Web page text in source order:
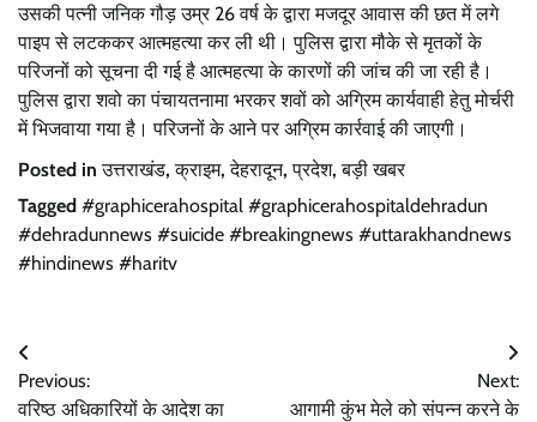
उसकी पत्नी जनिक गौड़ उम्र 26 वर्ष के द्वारा मजदूर आवास की छत में लगे
पाइप से लटककर आत्महत्या कर ली थी। पुलिस द्वारा मौके से मृतकों के
परिजनों को सूचना दी गई है आत्महत्या के कारणों की जांच की जा रही है।
पुलिस द्वारा शवो का पंचायतनामा भरकर शवों को अग्रिम कार्यवाही हेतु मोर्चरी
में भिजवाया गया है। परिजनों के आने पर अग्रिम कार्रवाई की जाएगी।
Posted inउत्तराखंड,क्राइम,देहरादून,प्रदेश,बड़ी खबर
Tagged #graphicerahospital #graphicerahospitaldehradun
#dehradunnews #suicide #breakingnews #uttarakhandnews
#hindinews #haritv
Post
navigation
Previous:
वरिष्ठ अधिकारियों के आदेश का
Next:
आगामी कुंभ मेले को संपन्न करने के